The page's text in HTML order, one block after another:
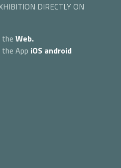
DIRECTLY ON
Web.
App iOS android